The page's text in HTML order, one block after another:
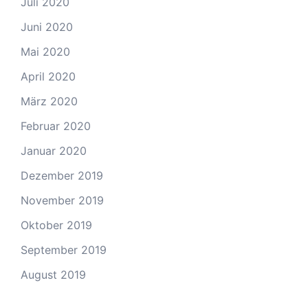
Juni 2020
Mai 2020
April 2020
März 2020
Februar 2020
Januar 2020
Dezember 2019
November 2019
Oktober 2019
September 2019
August 2019